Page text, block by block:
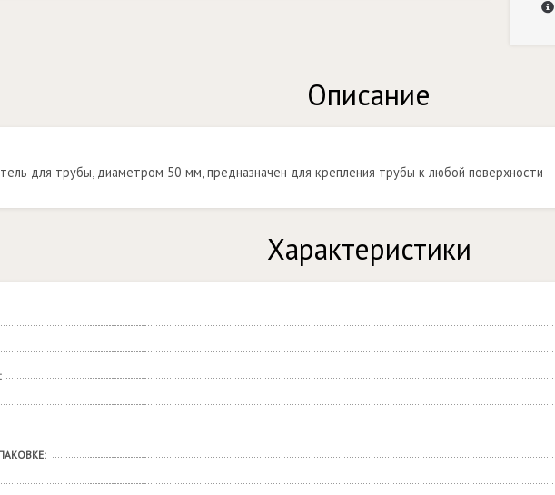
Описание
для трубы, диаметром 50 мм, предназначен для крепления трубы к любой поверхности
Характеристики